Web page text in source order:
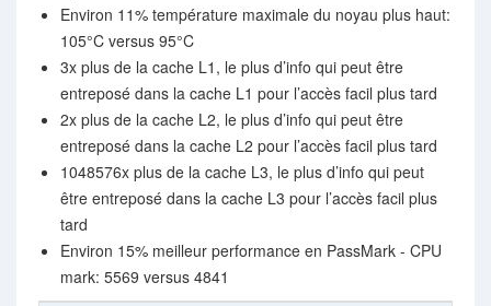
Environ 11% température maximale du noyau plus haut:
105°C versus 95°C
3x plus de la cache L1, le plus d’info qui peut être
entreposé dans la cache L1 pour l’accès facil plus tard
2x plus de la cache L2, le plus d’info qui peut être
entreposé dans la cache L2 pour l’accès facil plus tard
1048576x plus de la cache L3, le plus d’info qui peut
être entreposé dans la cache L3 pour l’accès facil plus
tard
Environ 15% meilleur performance en PassMark - CPU
mark: 5569 versus 4841